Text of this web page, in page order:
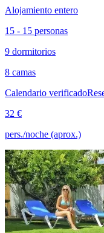
Alojamiento entero
15 - 15 personas
9 dormitorios
8 camas
Calendario verificado
32 €
pers./noche (aprox.)